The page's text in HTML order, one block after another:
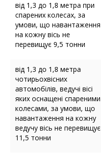
від 1,3 до 1,8 метра при
спарених колесах, за
умови, що навантаження
на кожну вісь не
перевищує 9,5 тонни
від 1,3 до 1,8 метра
чотирьохвісних
автомобілів, ведучі вісі
яких оснащені спареними
колесами, за умови, що
навантаження на кожну
ведучу вісь не перевищує
11,5 тонни